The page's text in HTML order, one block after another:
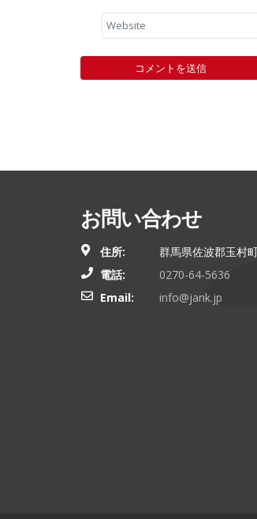
お問い合わせ
住所:
群馬県佐波郡玉村
電話:
0270-64-5636
Email:
info@jank.jp